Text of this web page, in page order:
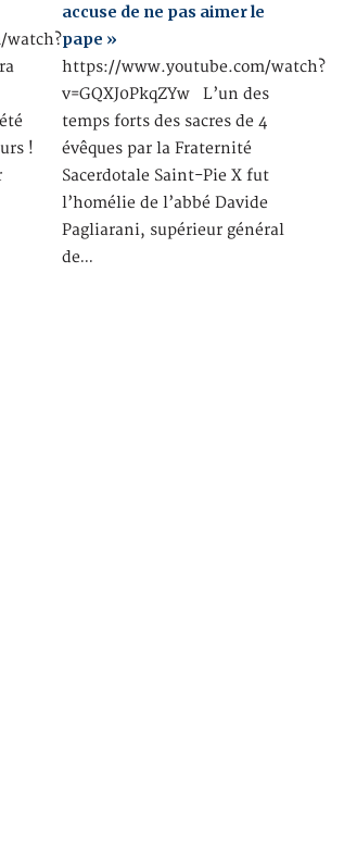
watch?
!
accuse de ne pas aimer le
pape »
https://www.youtube.com/watch?
v=GQXJ0PkqZYw L’un des
temps forts des sacres de 4
évêques par la Fraternité
Sacerdotale Saint-Pie X fut
l’homélie de l’abbé Davide
Pagliarani, supérieur général
de…